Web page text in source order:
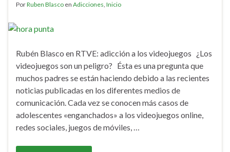
PorRuben Blasco en Adicciones, Inicio
Rubén Blasco en RTVE: adicción a los videojuegos ¿Los
videojuegos son un peligro? Ésta es una pregunta que
muchos padres se están haciendo debido a las recientes
noticias publicadas en los diferentes medios de
comunicación. Cada vez se conocen más casos de
adolescentes «enganchados» a los videojuegos online,
redes sociales, juegos de móviles, …